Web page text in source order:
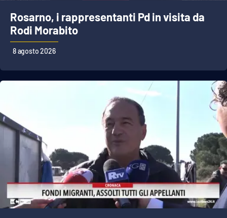
Ambiente
Cronaca
Cultura
Politica
Sanità
Società
Sport
Rosarno, i rappresentanti Pd in visita da
Rodi Morabito
8 agosto 2026